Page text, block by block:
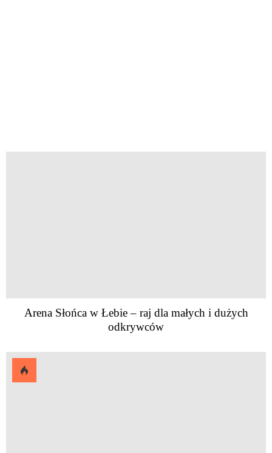
Arena Słońca w Łebie – raj dla małych i dużych
odkrywców